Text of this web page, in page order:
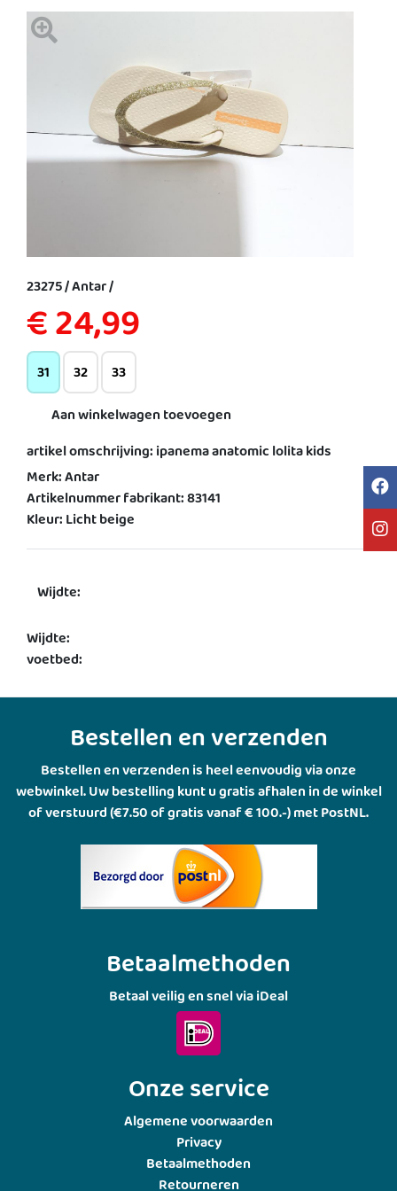
23275 / Antar /
€ 24,99
31 32 33
Aan winkelwagen toevoegen
artikel omschrijving: ipanema anatomic lolita kids
Merk: Antar
Artikelnummer fabrikant: 83141
Kleur: Licht beige
Wijdte:
Wijdte:
voetbed:
Bestellen en verzenden
Bestellen en verzenden is heel eenvoudig via onze
webwinkel. Uw bestelling kunt u gratis afhalen in de winkel
of verstuurd (€7.50 of gratis vanaf € 100.-) met PostNL.
Betaalmethoden
Betaal veilig en snel via iDeal
Onze service
Algemene voorwaarden
Privacy
Betaalmethoden
Retourneren